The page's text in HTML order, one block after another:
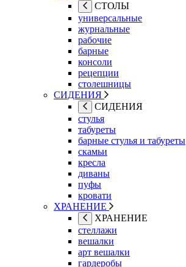
СТОЛЫ
универсальные
журнальные
рабочие
барные
консоли
рецепции
столешницы
СИДЕНИЯ
СИДЕНИЯ
стулья
табуреты
барные стулья и табуреты
скамьи
кресла
диваны
пуфы
кровати
ХРАНЕНИЕ
ХРАНЕНИЕ
стеллажи
вешалки
арт вешалки
гардеробы